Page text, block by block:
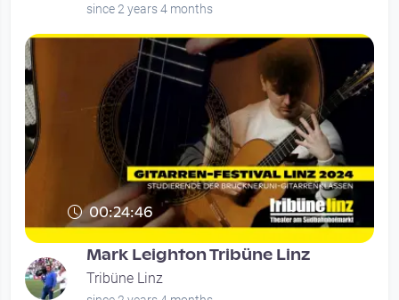
since 2 years 4 months
00:24:46
Mark Leighton Tribüne Linz
Tribüne Linz